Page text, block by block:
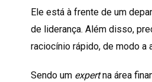
Ele está à frente de um
de liderança. Além disso,
raciocínio rápido, de modo a
Sendo um expertna área